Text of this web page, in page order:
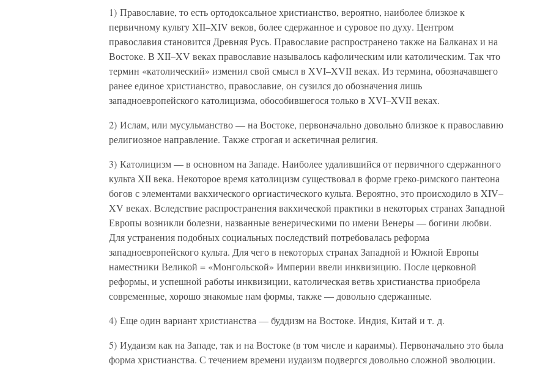
1) Православие, то есть ортодоксальное христианство, вероятно, наиболее близкое к
первичному культу XII–XIV веков, более сдержанное и суровое по духу. Центром
православия становится Древняя Русь. Православие распространено также на Балканах и на
Востоке. В XII–XV веках православие называлось кафолическим или католическим. Так что
термин «католический» изменил свой смысл в XVI–XVII веках. Из термина, обозначавшего
ранее единое христианство, православие, он сузился до обозначения лишь
западноевропейского католицизма, обособившегося только в XVI–XVII веках.
2) Ислам, или мусульманство — на Востоке, первоначально довольно близкое к православию
религиозное направление. Также строгая и аскетичная религия.
3) Католицизм — в основном на Западе. Наиболее удалившийся от первичного сдержанного
культа XII века. Некоторое время католицизм существовал в форме греко-римского пантеона
богов с элементами вакхического оргиастического культа. Вероятно, это происходило в XIV–
XV веках. Вследствие распространения вакхической практики в некоторых странах Западной
Европы возникли болезни, названные венерическими по имени Венеры — богини любви.
Для устранения подобных социальных последствий потребовалась реформа
западноевропейского культа. Для чего в некоторых странах Западной и Южной Европы
наместники Великой = «Монгольской» Империи ввели инквизицию. После церковной
реформы, и успешной работы инквизиции, католическая ветвь христианства приобрела
современные, хорошо знакомые нам формы, также — довольно сдержанные.
4) Еще один вариант христианства — буддизм на Востоке. Индия, Китай и т. д.
5) Иудаизм как на Западе, так и на Востоке (в том числе и караимы). Первоначально это была
форма христианства. С течением времени иудаизм подвергся довольно сложной эволюции.